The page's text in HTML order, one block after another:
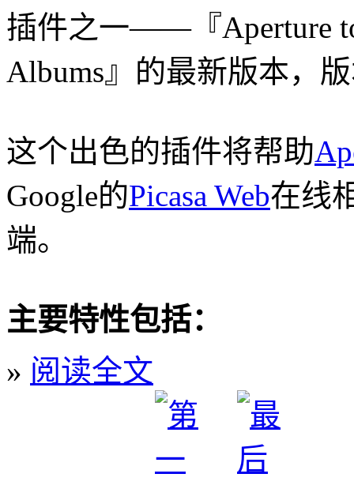
插件之一——『Aperture to
Albums』的最新版本，
这个出色的插件将帮助
Google的Picasa Web在线
端。
主要特性包括：
» 阅读全文